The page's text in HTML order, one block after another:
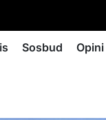
Sosbud Opini